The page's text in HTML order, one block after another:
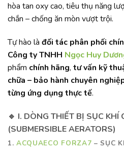
hòa tan oxy cao, tiêu thụ năng
chắn – chống ăn mòn vượt trội.
Tự hào là đối tác phân phối
Công ty TNHH Ngọc Huy
phẩm chính hãng, tư vấn kỹ
chữa – bảo hành chuyên
từng ứng dụng thực tế.
🔹 I. DÒNG THIẾT BỊ SỤC KHÍ
(SUBMERSIBLE AERATORS)
1.ACQUAECO FORZA7 – SỤC